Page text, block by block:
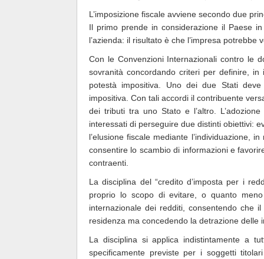
L’imposizione fiscale avviene secondo due
Il primo prende in considerazione il Paese
l’azienda: il risultato è che l’impresa
Con le Convenzioni Internazionali contro le
sovranità concordando criteri per definire,
potestà impositiva. Uno dei due Stati
impositiva. Con tali accordi il contribuente
dei tributi tra uno Stato e l’altro.
interessati di perseguire due distinti obiettivi:
l’elusione fiscale mediante l’individuazione,
consentire lo scambio di informazioni e
contraenti.
La disciplina del “credito d’imposta per i
proprio lo scopo di evitare, o quanto
internazionale dei redditi, consentendo che
residenza ma concedendo la detrazione
La disciplina si applica indistintamente a
specificamente previste per i soggetti